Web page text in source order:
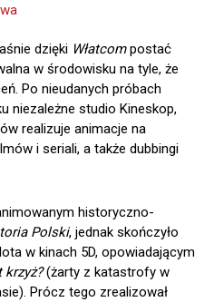
dzięki Włatcompostać
w środowisku na tyle, że
Po nieudanych próbach
niezależne studio Kineskop,
realizuje animacje na
i seriali, a także dubbingi
historyczno-
Polski, jednak skończyło
w kinach 5D, opowiadającym
krzyż?(żarty z katastrofy w
Prócz tego zrealizował